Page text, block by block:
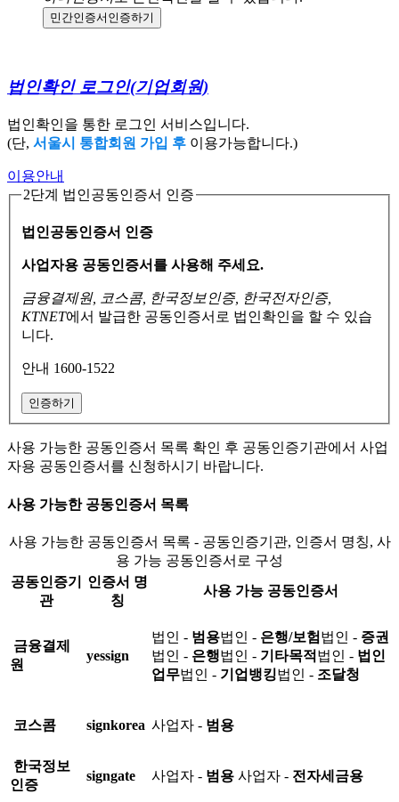
민간인증서 인증하기
법인확인 로그인(기업회원)
법인확인을 통한 로그인 서비스입니다.
(단, 서울시 통합회원 가입 후 이용가능합니다.)
이용안내
2단계 법인공동인증서 인증
법인공동인증서 인증
사업자용 공동인증서를 사용해 주세요.
금융결제원, 코스콤, 한국정보인증, 한국전자인증,
KTNET에서 발급한 공동인증서로 법인확인을 할 수 있습
니다.
안내 1600-1522
인증하기
사용 가능한 공동인증서 목록 확인 후 공동인증기관에서 사업
자용 공동인증서를 신청하시기 바랍니다.
사용 가능한 공동인증서 목록
사용 가능한 공동인증서 목록 - 공동인증기관, 인증서 명칭, 사
용 가능 공동인증서로 구성
공동인증기
관
인증서 명
칭
사용 가능 공동인증서
금융결제
원
yessign
법인 - 범용법인 - 은행/보험 법인 - 증권
법인 - 은행법인 - 기타목적 법인 - 법인
업무법인 - 기업뱅킹법인 - 조달청
코스콤 signkorea 사업자 - 범용
한국정보
인증
signgate 사업자 - 범용 사업자 - 전자세금용